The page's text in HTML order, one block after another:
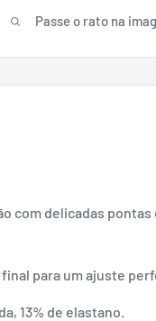
Passe o rato na
com delicadas pontas
para um ajuste
13% de elastano.